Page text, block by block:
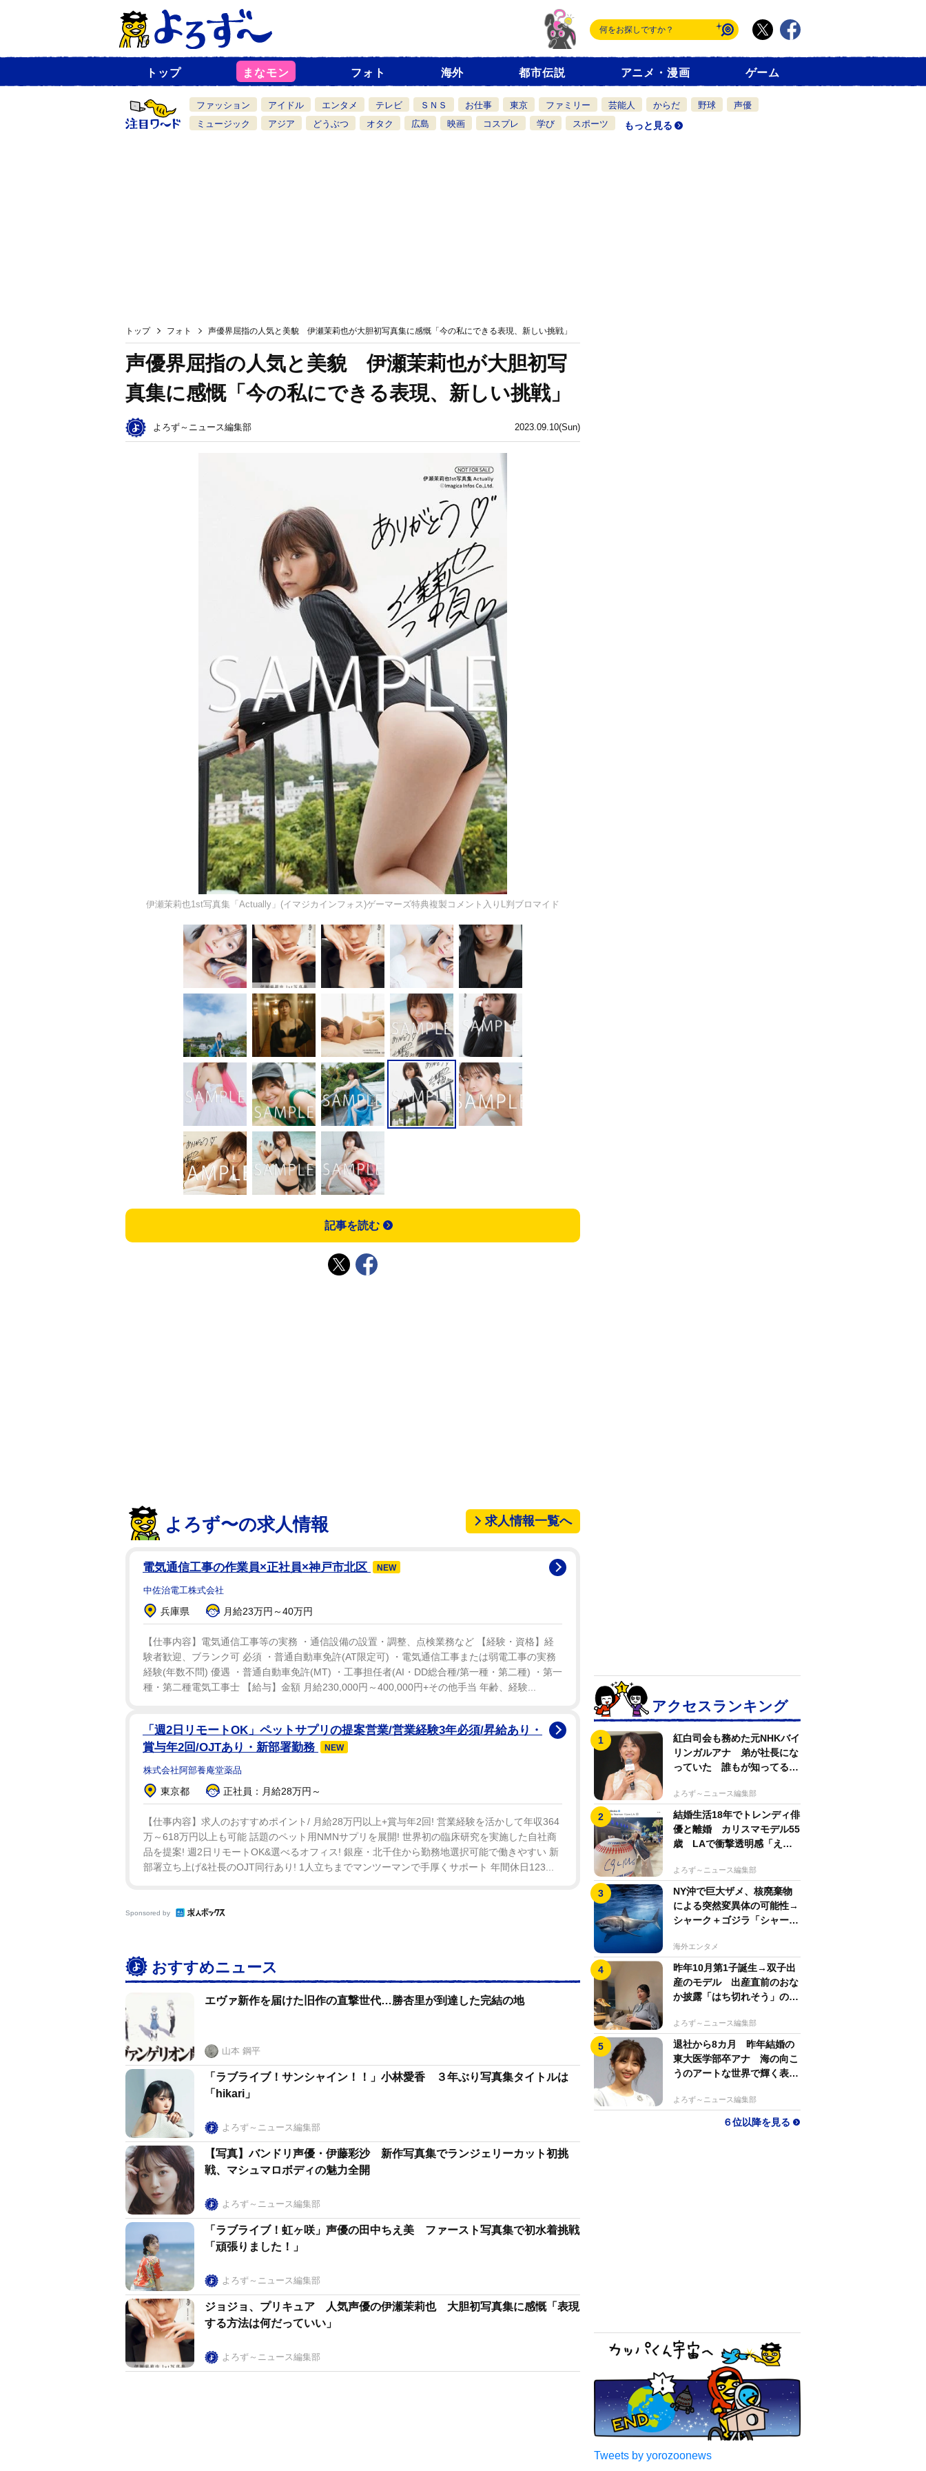
ュ
一
覧
トップ まなモン フォト 海外 都市伝説 アニメ・漫画 ゲーム
ファッション アイドル エンタメ テレビ ＳＮＳ お仕事 東京 ファミリー 芸能人 からだ 野球
声優
ミュージック
アジア どうぶつ オタク 広島 映画 コスプレ 学び スポーツ もっと見る
トップ フォト 声優界屈指の人気と美貌 伊瀬茉莉也が大胆初写真集に感慨「今の私にできる表現、新しい挑戦」
2023.09.10(Sun)
声優界屈指の人気と美貌 伊瀬茉莉也が大胆初写
真集に感慨「今の私にできる表現、新しい挑戦」
よろず～ニュース編集部
伊瀬茉莉也1st写真集「Actually」(イマジカインフォス)ゲーマーズ特典複製コメント入りL判ブロマイド
記事を読む
よろず〜の求人情報 求人情報一覧へ
電気通信工事の作業員×正社員×神戸市北区 NEW
中佐治電工株式会社
兵庫県 月給23万円～40万円
【仕事内容】電気通信工事等の実務 ・通信設備の設置・調整、点検業務など 【経験・資格】経
験者歓迎、ブランク可 必須 ・普通自動車免許(AT限定可) ・電気通信工事または弱電工事の実務
経験(年数不問) 優遇 ・普通自動車免許(MT) ・工事担任者(AI・DD総合種/第一種・第二種) ・第一
種・第二種電気工事士 【給与】金額 月給230,000円～400,000円+その他手当 年齢、経験...
「週2日リモートOK」ペットサプリの提案営業/営業経験3年必須/昇給あり・
賞与年2回/OJTあり・新部署勤務
NEW
株式会社阿部養庵堂薬品
東京都 正社員：月給28万円～
【仕事内容】求人のおすすめポイント/ 月給28万円以上+賞与年2回! 営業経験を活かして年収364
万～618万円以上も可能 話題のペット用NMNサプリを展開! 世界初の臨床研究を実施した自社商
品を提案! 週2日リモートOK&選べるオフィス! 銀座・北千住から勤務地選択可能で働きやすい 新
部署立ち上げ&社長のOJT同行あり! 1人立ちまでマンツーマンで手厚くサポート 年間休日123...
Sponsored by
おすすめニュース
エヴァ新作を届けた旧作の直撃世代…勝杏里が到達した完結の地
山本 鋼平
「ラブライブ！サンシャイン！！」小林愛香 ３年ぶり写真集タイトルは
「hikari」
よろず～ニュース編集部
【写真】バンドリ声優・伊藤彩沙 新作写真集でランジェリーカット初挑
戦、マシュマロボディの魅力全開
よろず～ニュース編集部
「ラブライブ！虹ヶ咲」声優の田中ちえ美 ファースト写真集で初水着挑戦
「頑張りました！」
よろず～ニュース編集部
ジョジョ、プリキュア 人気声優の伊瀬茉莉也 大胆初写真集に感慨「表現
する方法は何だっていい」
よろず～ニュース編集部
アクセスランキング
紅白司会も務めた元NHKバイ
リンガルアナ 弟が社長にな
っていた 誰もが知ってる有
よろず～ニュース編集部
結婚生活18年でトレンディ俳
優と離婚 カリスマモデル55
歳 LAで衝撃透明感「えっ
よろず～ニュース編集部
NY沖で巨大ザメ、核廃棄物
による突然変異体の可能性→
シャーク＋ゴジラ「シャーク
海外エンタメ
昨年10月第1子誕生→双子出
産のモデル 出産直前のおな
か披露「はち切れそう」の
よろず～ニュース編集部
退社から8カ月 昨年結婚の
東大医学部卒アナ 海の向こ
うのアートな世界で輝く表情
よろず～ニュース編集部
６位以降を見る
Tweets by yorozoonews